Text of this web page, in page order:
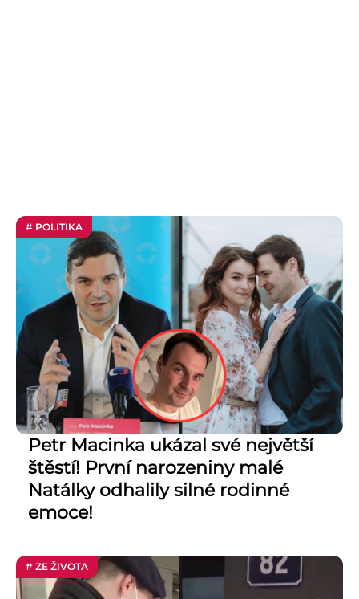
# POLITIKA
Petr Macinka ukázal své největší
štěstí! První narozeniny malé
Natálky odhalily silné rodinné
emoce!
# ZE ŽIVOTA